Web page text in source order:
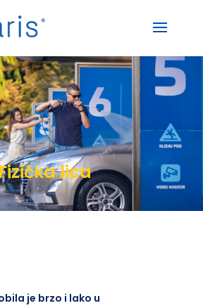
lica
je brzo i lako u